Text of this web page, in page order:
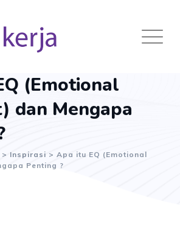
(Emotional
dan Mengapa
> Inspirasi > Apa itu EQ (Emotional
Penting ?